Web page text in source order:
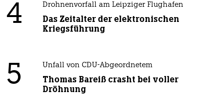
4 Drohnenvorfall am Leipziger Flughafen
Das Zeitalter der elektronischen
Kriegsführung
5 Unfall von CDU-Abgeordnetem
Thomas Bareiß crasht bei voller
Dröhnung